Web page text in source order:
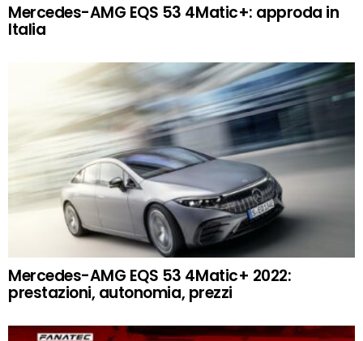
Mercedes-AMG EQS 53 4Matic+: approda in
Italia
Mercedes-AMG EQS 53 4Matic+ 2022:
prestazioni, autonomia, prezzi